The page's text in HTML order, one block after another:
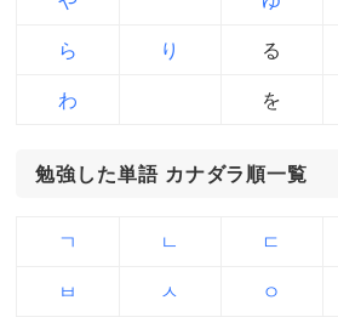
ら り る
わ を
勉強した単語 カナダラ順一覧
ㄱ ㄴ ㄷ
ㅂ ㅅ ㅇ